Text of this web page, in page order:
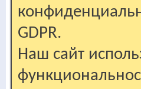
GDPR.
Наш сайт